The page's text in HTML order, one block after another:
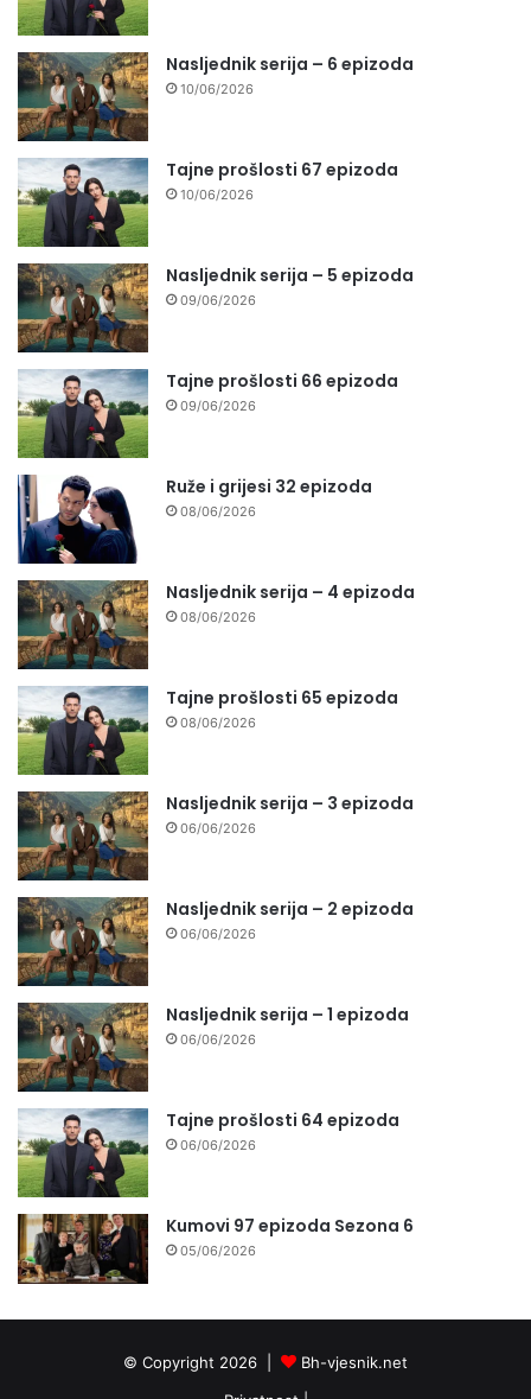
Nasljednik serija – 6 epizoda
10/06/2026
Tajne prošlosti 67 epizoda
10/06/2026
Nasljednik serija – 5 epizoda
09/06/2026
Tajne prošlosti 66 epizoda
09/06/2026
Ruže i grijesi 32 epizoda
08/06/2026
Nasljednik serija – 4 epizoda
08/06/2026
Tajne prošlosti 65 epizoda
08/06/2026
Nasljednik serija – 3 epizoda
06/06/2026
Nasljednik serija – 2 epizoda
06/06/2026
Nasljednik serija – 1 epizoda
06/06/2026
Tajne prošlosti 64 epizoda
06/06/2026
Kumovi 97 epizoda Sezona 6
05/06/2026
© Copyright 2026 |
Bh-vjesnik.net